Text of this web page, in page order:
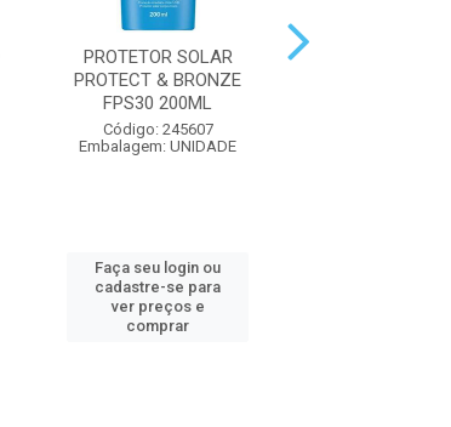
PROTETOR SOLAR
PROTECT & BRONZE
FPS30 200ML
Código: 245607
Embalagem: UNIDADE
Faça seu login ou
cadastre-se para
ver preços e
comprar